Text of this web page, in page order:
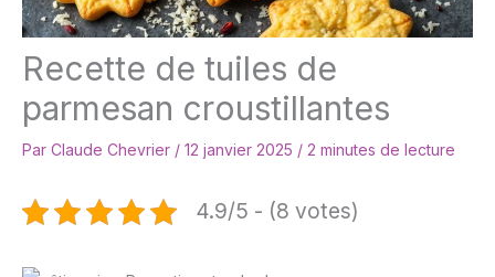
Recette de tuiles de
parmesan croustillantes
Par Claude Chevrier / 12 janvier 2025 / 2 minutes de lecture
4.9/5 - (8 votes)